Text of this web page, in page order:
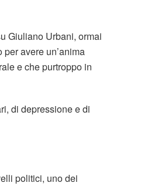
Giuliano Urbani, ormai
avere un’anima
e che purtroppo in
di depressione e di
politici, uno dei